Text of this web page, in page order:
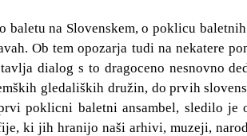
baletu na Slovenskem, o poklicu
Ob tem opozarja tudi na nekatere
dialog s to dragoceno nesnovno
gledaliških družin, do prvih
poklicni baletni ansambel, sledilo je
ki jih hranijo naši arhivi, muzeji,